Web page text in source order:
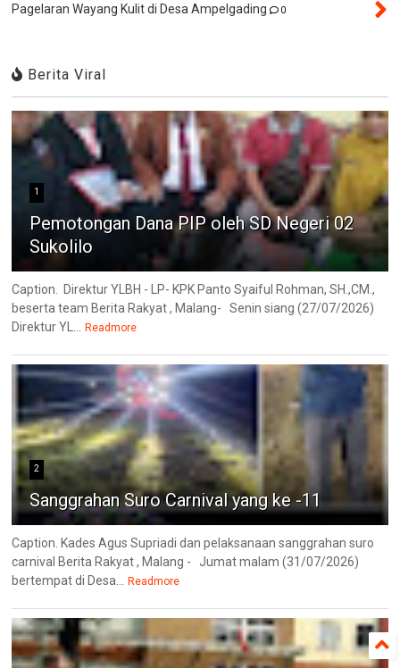
Pagelaran Wayang Kulit di Desa Ampelgading 0
Berita Viral
1
Pemotongan Dana PIP oleh SD Negeri 02
Sukolilo
Caption. Direktur YLBH - LP- KPK Panto Syaiful Rohman, SH.,CM.,
beserta team Berita Rakyat , Malang- Senin siang (27/07/2026)
Direktur YL...
Readmore
2
Sanggrahan Suro Carnival yang ke -11
Caption. Kades Agus Supriadi dan pelaksanaan sanggrahan suro
carnival Berita Rakyat , Malang - Jumat malam (31/07/2026)
bertempat di Desa...
Readmore